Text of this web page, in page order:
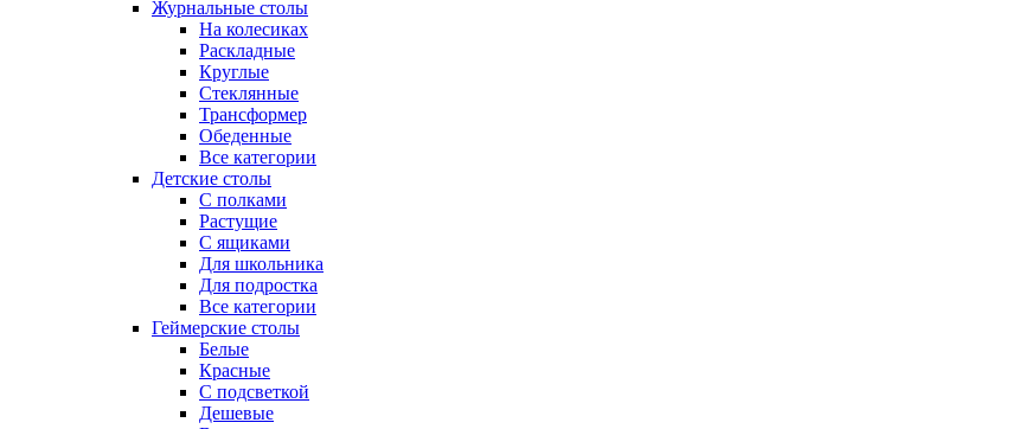
Журнальные столы
На колесиках
Раскладные
Круглые
Стеклянные
Трансформер
Обеденные
Все категории
Детские столы
С полками
Растущие
С ящиками
Для школьника
Для подростка
Все категории
Геймерские столы
Белые
Красные
С подсветкой
Дешевые